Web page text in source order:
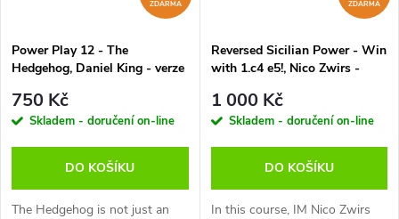
ZDARMA
Power Play 12 - The
Hedgehog, Daniel King - verze
750 Kč
Skladem - doručení on-line
DO KOŠÍKU
The Hedgehog is not just an
ZDARMA
Reversed Sicilian Power - Win
with 1.c4 e5!, Nico Zwirs -
1 000 Kč
Skladem - doručení on-line
DO KOŠÍKU
In this course, IM Nico Zwirs